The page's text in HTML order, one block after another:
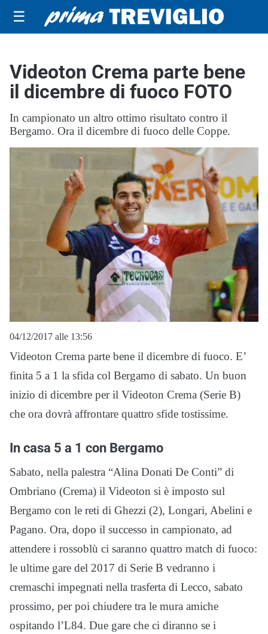
☰
Videoton Crema parte bene
il dicembre di fuoco FOTO
In campionato un altro ottimo risultato contro il
Bergamo. Ora il dicembre di fuoco delle Coppe.
04/12/2017 alle 13:56
Videoton Crema parte bene il dicembre di fuoco. E’
finita 5 a 1 la sfida col Bergamo di sabato. Un buon
inizio di dicembre per il Videoton Crema (Serie B)
che ora dovrà affrontare quattro sfide tostissime.
In casa 5 a 1 con Bergamo
Sabato, nella palestra “Alina Donati De Conti” di
Ombriano (Crema) il Videoton si è imposto sul
Bergamo con le reti di Ghezzi (2), Longari, Abelini e
Pagano. Ora, dopo il successo in campionato, ad
attendere i rossoblù ci saranno quattro match di fuoco:
le ultime gare del 2017 di Serie B vedranno i
cremaschi impegnati nella trasferta di Lecco, sabato
prossimo, per poi chiudere tra le mura amiche
ospitando l’L84. Due gare che ci diranno se i